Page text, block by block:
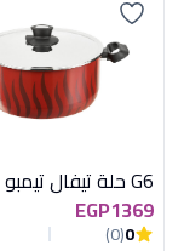
G6 حلة تيفال تيمبو 20
EGP1369
0
(0)